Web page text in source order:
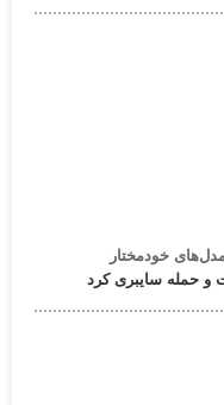
خودمختار
و حمله سایبری کرد